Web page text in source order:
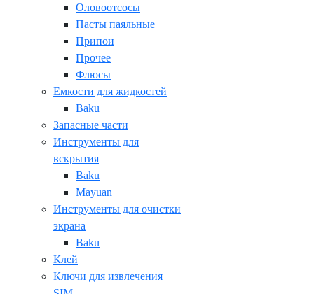
Оловоотсосы
Пасты паяльные
Припои
Прочее
Флюсы
Емкости для жидкостей
Baku
Запасные части
Инструменты для
вскрытия
Baku
Mayuan
Инструменты для очистки
экрана
Baku
Клей
Ключи для извлечения